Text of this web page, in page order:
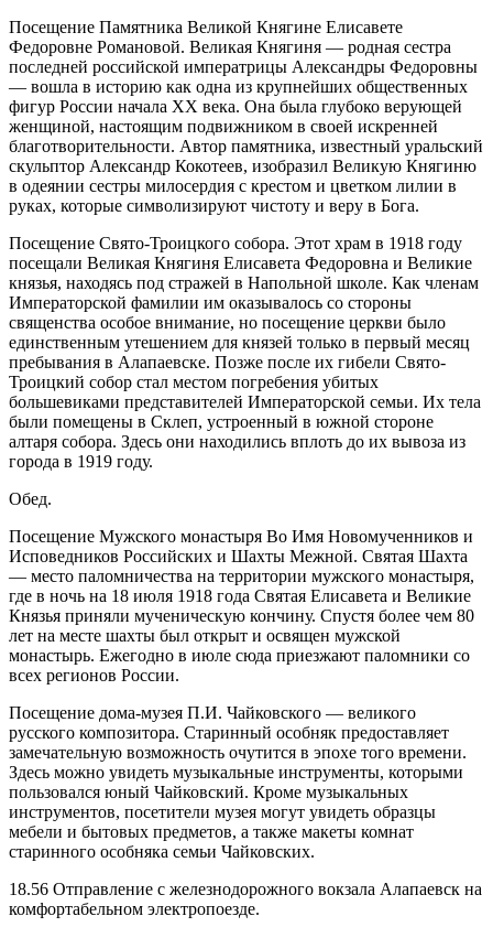
Посещение Памятника Великой Княгине Елисавете
Федоровне Романовой. Великая Княгиня — родная сестра
последней российской императрицы Александры Федоровны
— вошла в историю как одна из крупнейших общественных
фигур России начала XX века. Она была глубоко верующей
женщиной, настоящим подвижником в своей искренней
благотворительности. Автор памятника, известный уральский
скульптор Александр Кокотеев, изобразил Великую Княгиню
в одеянии сестры милосердия с крестом и цветком лилии в
руках, которые символизируют чистоту и веру в Бога.
Посещение Свято-Троицкого собора. Этот храм в 1918 году
посещали Великая Княгиня Елисавета Федоровна и Великие
князья, находясь под стражей в Напольной школе. Как членам
Императорской фамилии им оказывалось со стороны
священства особое внимание, но посещение церкви было
единственным утешением для князей только в первый месяц
пребывания в Алапаевске. Позже после их гибели Свято-
Троицкий собор стал местом погребения убитых
большевиками представителей Императорской семьи. Их тела
были помещены в Склеп, устроенный в южной стороне
алтаря собора. Здесь они находились вплоть до их вывоза из
города в 1919 году.
Обед.
Посещение Мужского монастыря Во Имя Новомученников и
Исповедников Российских и Шахты Межной. Святая Шахта
— место паломничества на территории мужского монастыря,
где в ночь на 18 июля 1918 года Святая Елисавета и Великие
Князья приняли мученическую кончину. Спустя более чем 80
лет на месте шахты был открыт и освящен мужской
монастырь. Ежегодно в июле сюда приезжают паломники со
всех регионов России.
Посещение дома-музея П.И. Чайковского — великого
русского композитора. Старинный особняк предоставляет
замечательную возможность очутится в эпохе того времени.
Здесь можно увидеть музыкальные инструменты, которыми
пользовался юный Чайковский. Кроме музыкальных
инструментов, посетители музея могут увидеть образцы
мебели и бытовых предметов, а также макеты комнат
старинного особняка семьи Чайковских.
18.56 Отправление с железнодорожного вокзала Алапаевск на
комфортабельном электропоезде.